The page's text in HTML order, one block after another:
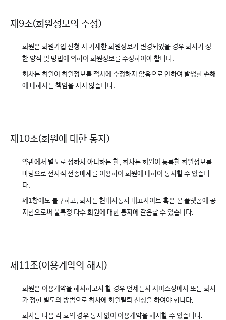
제9조(회원정보의 수정)
회원은 회원가입 신청 시 기재한 회원정보가 변경되었을 경우 회사가 정
한 양식 및 방법에 의하여 회원정보를 수정하여야 합니다.
회사는 회원이 회원정보를 적시에 수정하지 않음으로 인하여 발생한 손해
에 대해서는 책임을 지지 않습니다.
제10조(회원에 대한 통지)
약관에서 별도로 정하지 아니하는 한, 회사는 회원이 등록한 회원정보를
바탕으로 전자적 전송매체를 이용하여 회원에 대하여 통지할 수 있습니
다.
제1항에도 불구하고, 회사는 현대자동차 대표사이트 혹은 본 플랫폼에 공
지함으로써 불특정 다수 회원에 대한 통지에 갈음할 수 있습니다.
제11조(이용계약의 해지)
회원은 이용계약을 해지하고자 할 경우 언제든지 서비스상에서 또는 회사
가 정한 별도의 방법으로 회사에 회원탈퇴 신청을 하여야 합니다.
회사는 다음 각 호의 경우 통지 없이 이용계약을 해지할 수 있습니다.